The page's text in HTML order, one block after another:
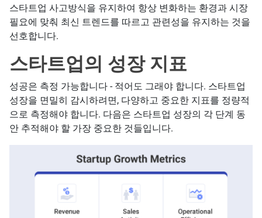
스타트업 사고방식을 유지하여 항상 변화하는 환경과 시장
필요에 맞춰 최신 트렌드를 따르고 관련성을 유지하는 것을
선호합니다.
스타트업의 성장 지표
성공은 측정 가능합니다 - 적어도 그래야 합니다. 스타트업
성장을 면밀히 감시하려면, 다양하고 중요한 지표를 정량적
으로 측정해야 합니다. 다음은 스타트업 성장의 각 단계 동
안 추적해야 할 가장 중요한 것들입니다.